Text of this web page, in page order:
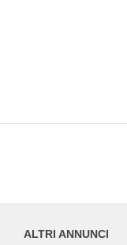
ALTRI ANNUNCI